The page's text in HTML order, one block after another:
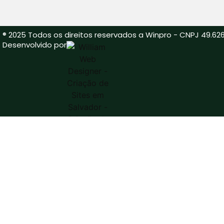
® 2025 Todos os direitos reservados a Winpro - CNPJ
Desenvolvido por